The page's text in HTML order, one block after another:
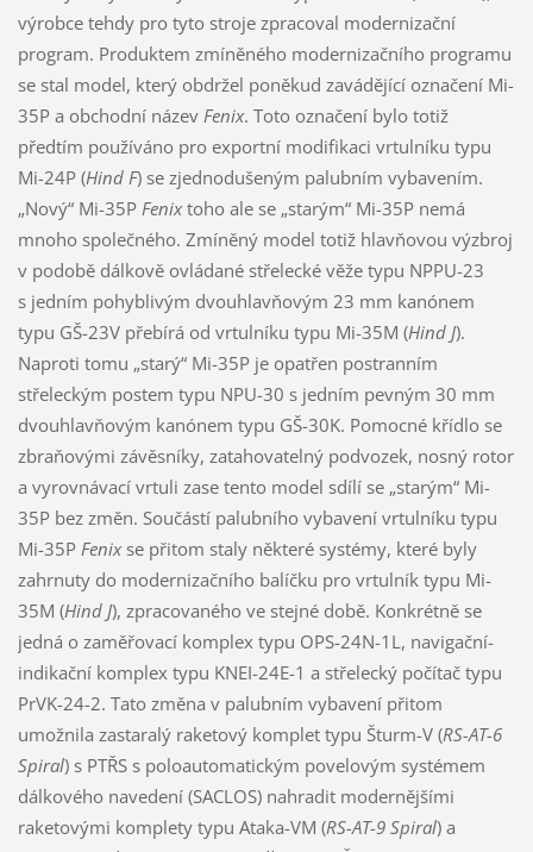
výrobce tehdy pro tyto stroje zpracoval modernizační
program. Produktem zmíněného modernizačního programu
se stal model, který obdržel poněkud zavádějící označení Mi-
35P a obchodní název Fenix. Toto označení bylo totiž
předtím používáno pro exportní modifikaci vrtulníku typu
Mi-24P (Hind F) se zjednodušeným palubním vybavením.
„Nový“ Mi-35P Fenixtoho ale se „starým“ Mi-35P nemá
mnoho společného. Zmíněný model totiž hlavňovou výzbroj
v podobě dálkově ovládané střelecké věže typu NPPU-23
s jedním pohyblivým dvouhlavňovým 23 mm kanónem
typu GŠ-23V přebírá od vrtulníku typu Mi-35M (Hind J).
Naproti tomu „starý“ Mi-35P je opatřen postranním
střeleckým postem typu NPU-30 s jedním pevným 30 mm
dvouhlavňovým kanónem typu GŠ-30K. Pomocné křídlo se
zbraňovými závěsníky, zatahovatelný podvozek, nosný rotor
a vyrovnávací vrtuli zase tento model sdílí se „starým“ Mi-
35P bez změn. Součástí palubního vybavení vrtulníku typu
Mi-35P Fenixse přitom staly některé systémy, které byly
zahrnuty do modernizačního balíčku pro vrtulník typu Mi-
35M (Hind J), zpracovaného ve stejné době. Konkrétně se
jedná o zaměřovací komplex typu OPS-24N-1L, navigační-
indikační komplex typu KNEI-24E-1 a střelecký počítač typu
PrVK-24-2. Tato změna v palubním vybavení přitom
umožnila zastaralý raketový komplet typu Šturm-V (RS-AT-6
Spiral) s PTŘS s poloautomatickým povelovým systémem
dálkového navedení (SACLOS) nahradit modernějšími
raketovými komplety typu Ataka-VM (RS-AT-9 Spiral) a